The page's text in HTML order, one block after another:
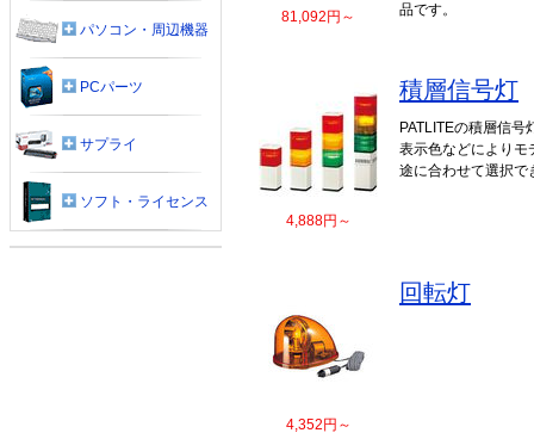
81,092円～
品です。
4,888円～
積層信号灯
PATLITEの積層信号
表示色などによりモ
途に合わせて選択で
4,352円～
回転灯
パソコン・周辺機器
PCパーツ
サプライ
ソフト・ライセンス